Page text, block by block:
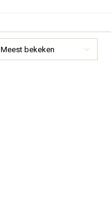
Meest bekeken